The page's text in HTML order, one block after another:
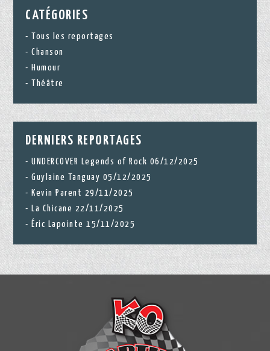
CATÉGORIES
Tous les reportages
Chanson
Humour
Théâtre
DERNIERS REPORTAGES
UNDERCOVER Legends of Rock 06/12/2025
Guylaine Tanguay 05/12/2025
Kevin Parent 29/11/2025
La Chicane 22/11/2025
Éric Lapointe 15/11/2025